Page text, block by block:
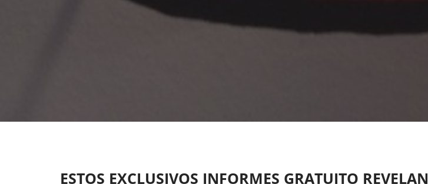
ESTOS EXCLUSIVOS INFORMES GRATUITO REVELAN